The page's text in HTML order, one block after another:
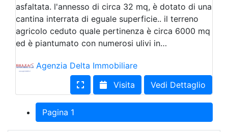
asfaltata. l'annesso di circa 32 mq, è dotato di una
cantina interrata di eguale superficie.. il terreno
agricolo ceduto quale pertinenza è circa 6000 mq
ed è piantumato con numerosi ulivi in…
Agenzia Delta Immobiliare
Visita
Vedi Dettaglio
Pagina 1